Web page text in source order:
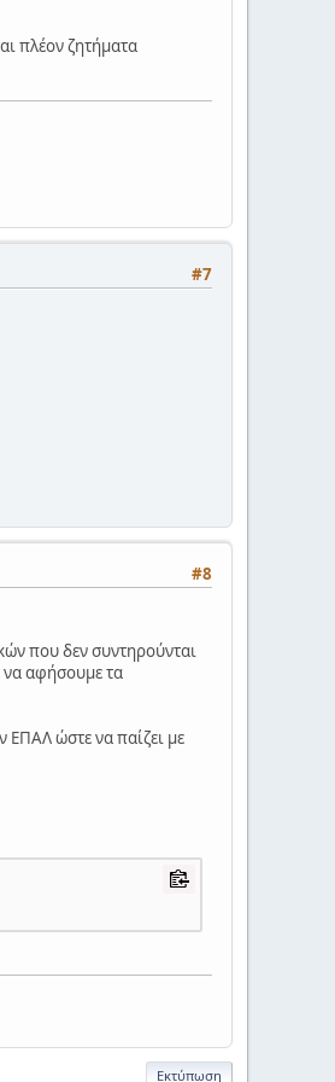
πλέον ζητήματα
#7
#8
που δεν συντηρούνται
να αφήσουμε τα
ΕΠΑΛ ώστε να παίζει με
Εκτύπωση